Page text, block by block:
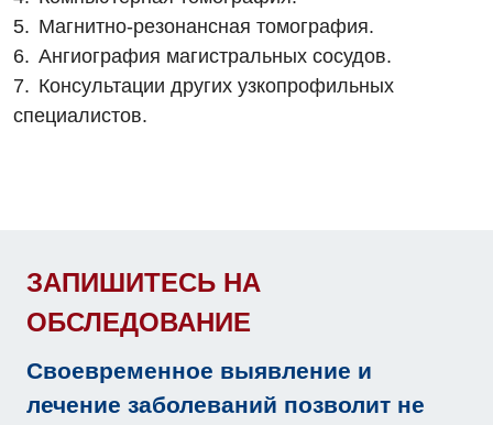
Нейрохирургия
Онкологическое отделение
Отделение неотложных состояний
Офтальмологическое отделение
Магнитно-резонансная томография.
Ангиография магистральных сосудов.
Консультации других узкопрофильных
специалистов.
ЗАПИШИТЕСЬ НА
ОБСЛЕДОВАНИЕ
Своевременное выявление и
лечение заболеваний позволит не